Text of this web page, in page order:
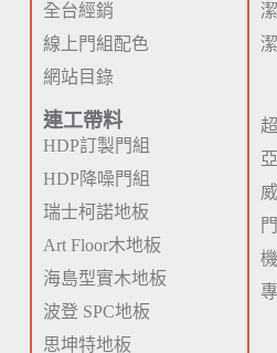
全台經銷
線上門組配色
網站目錄
連工帶料
HDP訂製門組
HDP降噪門組
瑞士柯諾地板
Art Floor木地板
海島型實木地板
波登 SPC地板
思坤特地板